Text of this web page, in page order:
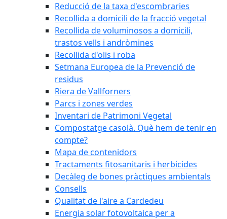
Reducció de la taxa d'escombraries
Recollida a domicili de la fracció vegetal
Recollida de voluminosos a domicili,
trastos vells i andròmines
Recollida d'olis i roba
Setmana Europea de la Prevenció de
residus
Riera de Vallforners
Parcs i zones verdes
Inventari de Patrimoni Vegetal
Compostatge casolà. Què hem de tenir en
compte?
Mapa de contenidors
Tractaments fitosanitaris i herbicides
Decàleg de bones pràctiques ambientals
Consells
Qualitat de l'aire a Cardedeu
Energia solar fotovoltaica per a